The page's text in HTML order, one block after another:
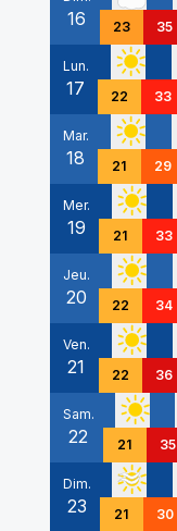
16 23 35
Lun.
17 22 33
Mar.
18 21 29
Mer.
19 21 33
Jeu.
20 22 34
Ven.
21 22 36
Sam.
22 21 35
Dim.
23 21 30